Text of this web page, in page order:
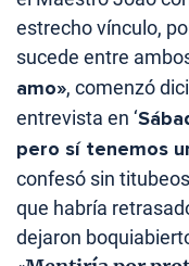
estrecho vínculo,
sucede entre
amo», comenzó
entrevista en ‘
pero sí tenemos
confesó sin
que habría
dejaron